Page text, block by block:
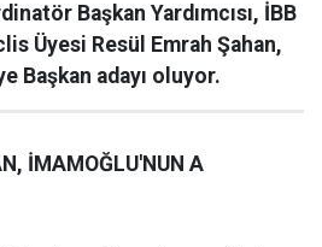
Başkan Yardımcısı, İBB
Üyesi Resül Emrah Şahan,
Başkan adayı oluyor.
İMAMOĞLU'NUN A